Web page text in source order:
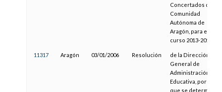
Concertados de la
Comunidad
Autónoma de
Aragón, para el
curso 2013-2014
11317 Aragón 03/01/2006 Resolución
de la Dirección
General de
Administración
Educativa, por la
que se determina